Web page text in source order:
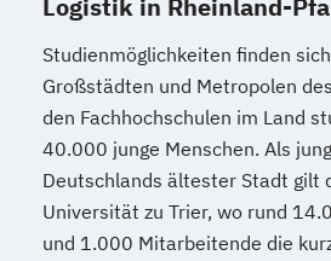
Logistik in Rheinland-
Studienmöglichkeiten finden
Großstädten und Metropolen
den Fachhochschulen im Land
40.000 junge Menschen. Als
Deutschlands ältester Stadt gilt
Universität zu Trier, wo rund
und 1.000 Mitarbeitende die